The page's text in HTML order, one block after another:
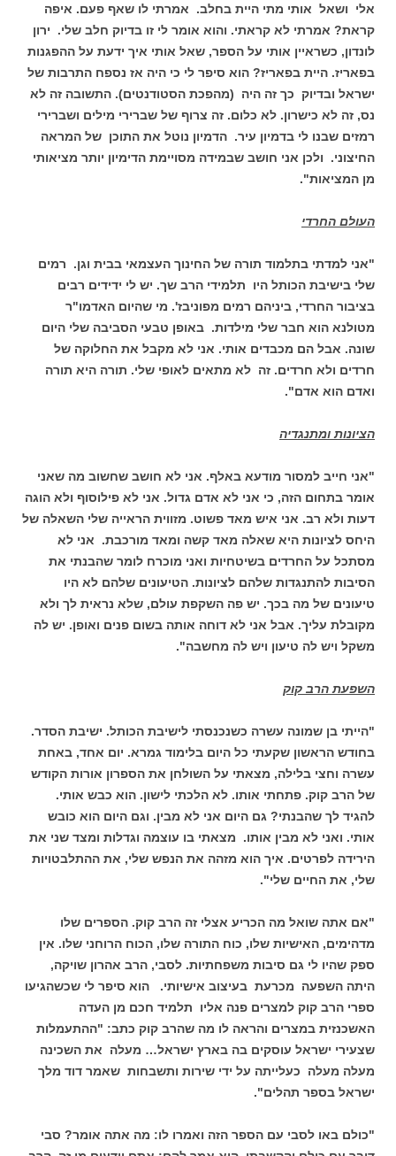
אלי ושאל אותי מתי היית בחלב. אמרתי לו שאף פעם. איפה
קראת? אמרתי לא קראתי. והוא אומר לי זו בדיוק חלב שלי. ירון
לונדון, כשראיין אותי על הספר, שאל אותי איך ידעת על ההפגנות
בפאריז. היית בפאריז? הוא סיפר לי כי היה אז נספח התרבות של
ישראל ובדיוק כך זה היה (מהפכת הסטודנטים). התשובה זה לא
נס, זה לא כישרון. לא כלום. זה צרוף של שברירי מילים ושברירי
רמזים שבנו לי בדמיון עיר. הדמיון נוטל את התוכן של המראה
החיצוני. ולכן אני חושב שבמידה מסויימת הדימיון יותר מציאותי
מן המציאות".
העולם החרדי
"אני למדתי בתלמוד תורה של החינוך העצמאי בבית וגן. רמים
שלי בישיבת הכותל היו תלמידי הרב שך. יש לי ידידים רבים
בציבור החרדי, ביניהם רמים מפוניבז'. מי שהיום האדמו"ר
מטולנא הוא חבר שלי מילדות. באופן טבעי הסביבה שלי היום
שונה. אבל הם מכבדים אותי. אני לא מקבל את החלוקה של
חרדים ולא חרדים. זה לא מתאים לאופי שלי. תורה היא תורה
ואדם הוא אדם".
הציונות ומתנגדיה
"אני חייב למסור מודעא באלף. אני לא חושב שחשוב מה שאני
אומר בתחום הזה, כי אני לא אדם גדול. אני לא פילוסוף ולא הוגה
דעות ולא רב. אני איש מאד פשוט. מזווית הראייה שלי השאלה של
היחס לציונות היא שאלה מאד קשה ומאד מורכבת. אני לא
מסתכל על החרדים בשיטחיות ואני מוכרח לומר שהבנתי את
הסיבות להתנגדות שלהם לציונות. הטיעונים שלהם לא היו
טיעונים של מה בכך. יש פה השקפת עולם, שלא נראית לך ולא
מקובלת עליך. אבל אני לא דוחה אותה בשום פנים ואופן. יש לה
משקל ויש לה טיעון ויש לה מחשבה".
השפעת הרב קוק
"הייתי בן שמונה עשרה כשנכנסתי לישיבת הכותל. ישיבת הסדר.
בחודש הראשון שקעתי כל היום בלימוד גמרא. יום אחד, באחת
עשרה וחצי בלילה, מצאתי על השולחן את הספרון אורות הקודש
של הרב קוק. פתחתי אותו. לא הלכתי לישון. הוא כבש אותי.
להגיד לך שהבנתי? גם היום אני לא מבין. וגם היום הוא כובש
אותי. ואני לא מבין אותו. מצאתי בו עוצמה וגדלות ומצד שני את
הירידה לפרטים. איך הוא מזהה את הנפש שלי, את ההתלבטויות
שלי, את החיים שלי".
"אם אתה שואל מה הכריע אצלי זה הרב קוק. הספרים שלו
מדהימים, האישיות שלו, כוח התורה שלו, הכוח הרוחני שלו. אין
ספק שהיו לי גם סיבות משפחתיות. לסבי, הרב אהרון שויקה,
היתה השפעה מכרעת בעיצוב אישיותי. הוא סיפר לי שכשהגיעו
ספרי הרב קוק למצרים פנה אליו תלמיד חכם מן העדה
האשכנזית במצרים והראה לו מה שהרב קוק כתב: "ההתעמלות
שצעירי ישראל עוסקים בה בארץ ישראל… מעלה את השכינה
מעלה מעלה כעלייתה על ידי שירות ותשבחות שאמר דוד מלך
ישראל בספר תהלים".
"כולם באו לסבי עם הספר הזה ואמרו לו: מה אתה אומר? סבי